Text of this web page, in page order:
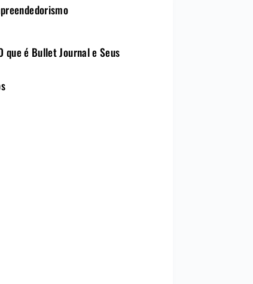
que é Bullet Journal e Seus